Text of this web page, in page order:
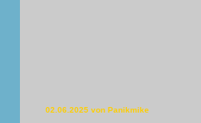
02.06.2025 von Panikmike